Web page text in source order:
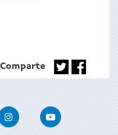
Comparte
InstagramYoutube